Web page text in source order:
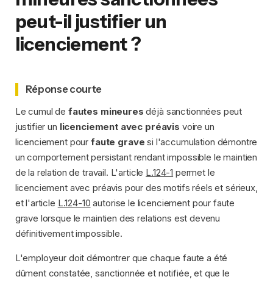
peut-il justifier un
licenciement ?
Réponse courte
Le cumul de fautes mineures déjà sanctionnées peut
justifier un licenciement avec préavis voire un
licenciement pour faute grave si l'accumulation démontre
un comportement persistant rendant impossible le maintien
de la relation de travail. L'article L.124-1 permet le
licenciement avec préavis pour des motifs réels et sérieux,
et l'article L.124-10 autorise le licenciement pour faute
grave lorsque le maintien des relations est devenu
définitivement impossible.
L'employeur doit démontrer que chaque faute a été
dûment constatée, sanctionnée et notifiée, et que le